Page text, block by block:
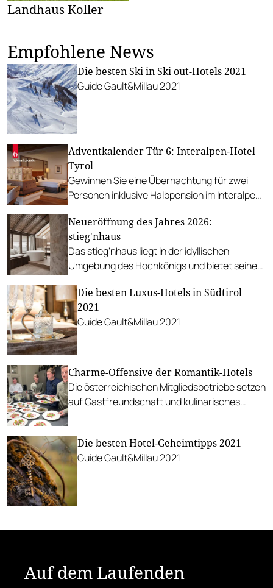
Landhaus Koller
Empfohlene News
Die besten Ski in Ski out-Hotels 2021
Guide Gault&Millau 2021
Adventkalender Tür 6: Interalpen-Hotel
Tyrol
Gewinnen Sie eine Übernachtung für zwei
Personen inklusive Halbpension im Interalpen-
Neueröffnung des Jahres 2026:
stieg'nhaus
Das stieg'nhaus liegt in der idyllischen
Umgebung des Hochkönigs und bietet seinen
Atmosphäre für einen erholsamen Urlaub.
Die besten Luxus-Hotels in Südtirol
2021
Guide Gault&Millau 2021
Charme-Offensive der Romantik-Hotels
Die österreichischen Mitgliedsbetriebe setzen
auf Gastfreundschaft und kulinarisches
Die besten Hotel-Geheimtipps 2021
Guide Gault&Millau 2021
Auf dem Laufenden